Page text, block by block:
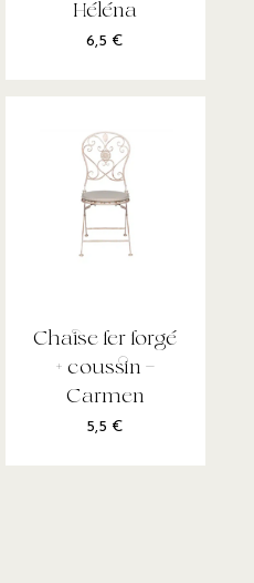
Héléna
6,5 €
Chaise fer forgé
+ coussin –
Carmen
5,5 €